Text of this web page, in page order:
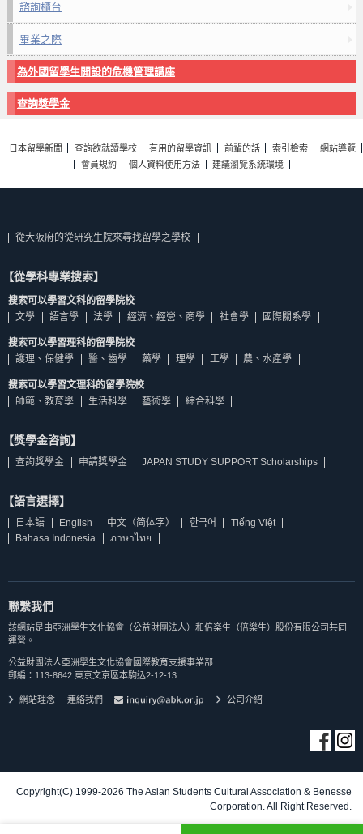
諮詢櫃台
畢業之際
為外國留學生開設的危機管理講座
查詢獎學金
日本留學新聞 查詢欲就讀學校 有用的留學資訊 前輩的話 索引檢索
網站導覽
會員規約
個人資料使用方法 建議瀏覽系統環境
從大阪府的從研究生院來尋找留學之學校
【從學科專業搜索】
搜索可以學習文科的留學院校
文學
語言學 法學 經濟、經營、商學 社會學 國際關系學
搜索可以學習理科的留學院校
護理、保健學
醫、齒學 藥學 理學 工學 農、水產學
搜索可以學習文理科的留學院校
師範、教育學
生活科學 藝術學 綜合科學
【獎學金咨詢】
查詢獎學金 申請獎學金 JAPAN STUDY SUPPORT Scholarships
【語言選擇】
日本語 English 中文（简体字） 한국어
Tiếng Việt
Bahasa Indonesia
ภาษาไทย
聯繫我們
該網站是由亞洲學生文化協會（公益財團法人）和倍楽生（倍樂生）股份有限公司共同
運營。
公益財團法人亞洲學生文化協會國際教育支援事業部
郵編：113-8642 東京文京區本駒込2-12-13
網站理念 連絡我們 公司介紹
Copyright(C) 1999-2026 The Asian Students Cultural Association & Benesse
Corporation. All Right Reserved.